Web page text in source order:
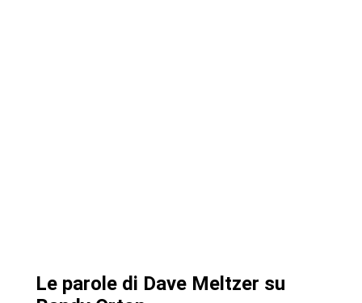
Le parole di Dave Meltzer su